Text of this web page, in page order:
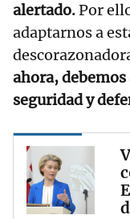
alertado.Por
adaptarnos a
ahora,
seguridad y